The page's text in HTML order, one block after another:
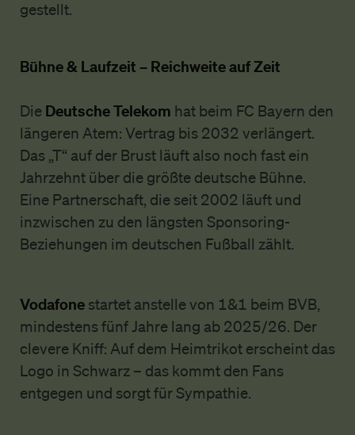
gestellt.
Bühne & Laufzeit – Reichweite auf Zeit
Die Deutsche Telekom hat beim FC Bayern den
längeren Atem: Vertrag bis 2032 verlängert.
Das „T“ auf der Brust läuft also noch fast ein
Jahrzehnt über die größte deutsche Bühne.
Eine Partnerschaft, die seit 2002 läuft und
inzwischen zu den längsten Sponsoring-
Beziehungen im deutschen Fußball zählt.
Vodafonestartet anstelle von 1&1 beim BVB,
mindestens fünf Jahre lang ab 2025/26. Der
clevere Kniff: Auf dem Heimtrikot erscheint das
Logo in Schwarz – das kommt den Fans
entgegen und sorgt für Sympathie.